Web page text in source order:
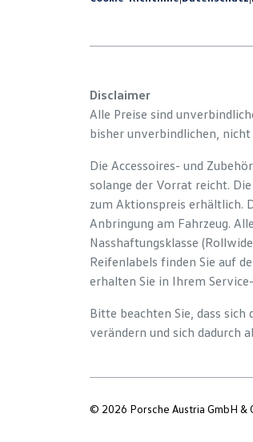
Disclaimer
Alle Preise sind
bisher unverbindlichen,
Die Accessoires- und
solange der Vorrat reicht.
zum Aktionspreis erhältlich.
Anbringung am Fahrzeug.
Nasshaftungsklasse
Reifenlabels finden Sie auf
erhalten Sie in Ihrem
Bitte beachten Sie, dass
verändern und sich dadurch
© 2026 Porsche Austria GmbH &